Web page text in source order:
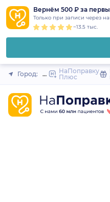
Вернём 500 ₽ за
Только при записи через
~13.5 тыс.
Город: Новосибирск
НаПоправку
Плюс